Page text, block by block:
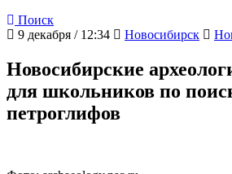
Поиск
9 декабря / 12:34
Новосибирск
Новосибирские
для школьников по
петроглифов